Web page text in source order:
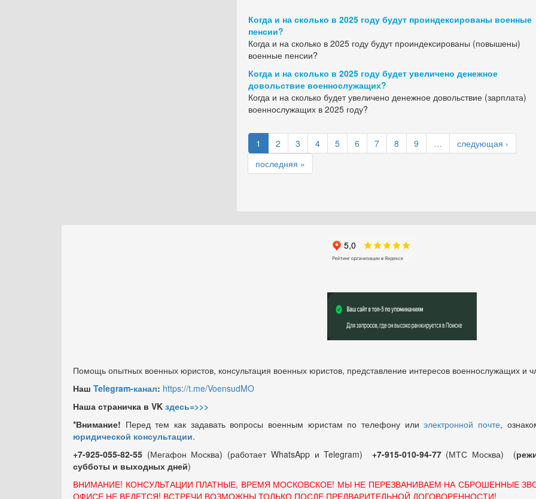
Когда и на сколько в 2025 году будут проиндексированы военные
пенсии?
Когда и на сколько в 2025 году будут проиндексированы (повышены)
военные пенсии?
Когда и на сколько в 2025 году будет увеличено денежное
довольствие военнослужащих?
Когда и на сколько будет увеличено денежное довольствие (зарплата)
военнослужащих в 2025 году?
1 2 3 4 5 6 7 8 9 …
следующая ›
последняя »
Помощь опытных военных юристов, консультация военных юристов, представление интересов военнослужащих и
Наш Telegram-канал: https://t.me/VoensudMO
Наша страничка в VK здесь=>>>
*Внимание! Перед тем как задавать вопросы военным юристам по телефону илиэлектронной почте,
юридической консультации.
+7-925-055-82-55 (Мегафон Москва) (работает WhatsApp и Telegram) +7-915-010-94-77 (МТС Москва) (
субботы и выходных дней)
ВНИМАНИЕ! КОНСУЛЬТАЦИИ ПЛАТНЫЕ, ВРЕМЯ МОСКОВСКОЕ! МЫ НЕ ПЕРЕЗВАНИВАЕМ НА СБРОШЕННЫЕ
ОФИСЕ НЕ ВЕДЕТСЯ! ВСТРЕЧИ ВОЗМОЖНЫ ТОЛЬКО ПОСЛЕ ПРЕДВАРИТЕЛЬНОЙ ДОГОВОРЕННОСТИ!